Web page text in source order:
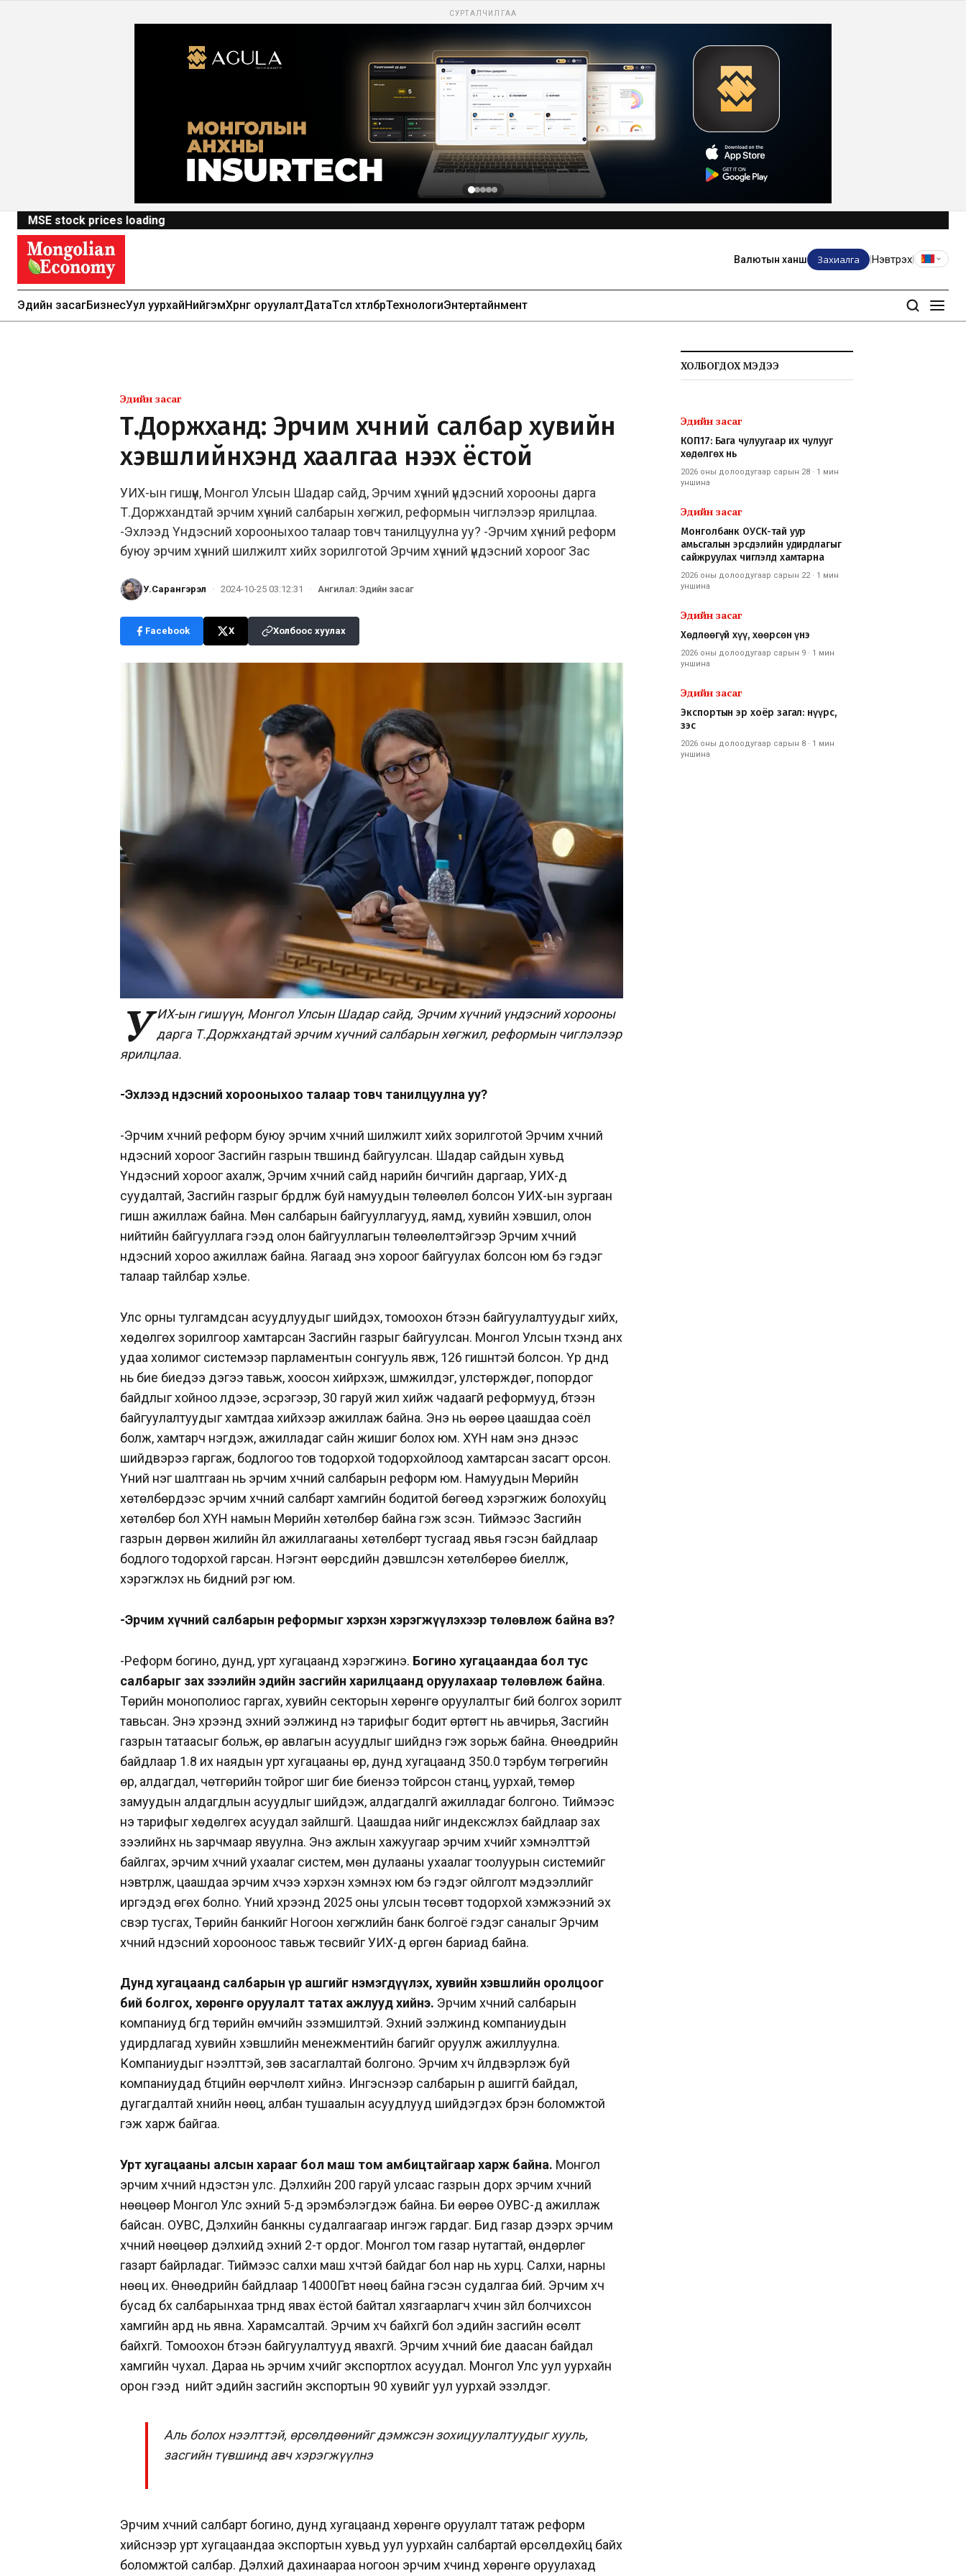
СУРТАЛЧИЛГАА
MSE stock prices loading
Валютын ханш Захиалга Нэвтрэх
Эдийн засагБизнесУул уурхайНийгэмХөрөнгө оруулалтДатаТөсөл хөтөлбөрТехнологиЭнтертайнмент
Эдийн засаг
Т.Доржханд: Эрчим хүчний салбар хувийн
хэвшлийнхэнд хаалгаа нээх ёстой
УИХ-ын гишүүн, Монгол Улсын Шадар сайд, Эрчим хүчний үндэсний хорооны дарга
Т.Доржхандтай эрчим хүчний салбарын хөгжил, реформын чиглэлээр ярилцлаа.
-Эхлээд Үндэсний хорооныхоо талаар товч танилцуулна уу? -Эрчим хүчний реформ
буюу эрчим хүчний шилжилт хийх зорилготой Эрчим хүчний үндэсний хороог Зас
У.Сарангэрэл · 2024-10-25 03:12:31 · Ангилал: Эдийн засаг
Facebook X Холбоос хуулах
У ИХ-ын гишүүн, Монгол Улсын Шадар сайд, Эрчим хүчний үндэсний хорооны
дарга Т.Доржхандтай эрчим хүчний салбарын хөгжил, реформын чиглэлээр
ярилцлаа.
-Эхлээд Үндэсний хорооныхоо талаар товч танилцуулна уу?
-Эрчим хүчний реформ буюу эрчим хүчний шилжилт хийх зорилготой Эрчим хүчний
үндэсний хороог Засгийн газрын түвшинд байгуулсан. Шадар сайдын хувьд
Үндэсний хороог ахалж, Эрчим хүчний сайд нарийн бичгийн даргаар, УИХ-д
суудалтай, Засгийн газрыг бүрдүүлж буй намуудын төлөөлөл болсон УИХ-ын зургаан
гишүүн ажиллаж байна. Мөн салбарын байгууллагууд, яамд, хувийн хэвшил, олон
нийтийн байгууллага гээд олон байгууллагын төлөөлөлтэйгээр Эрчим хүчний
үндэсний хороо ажиллаж байна. Яагаад энэ хороог байгуулах болсон юм бэ гэдэг
талаар тайлбар хэлье.
Улс орны тулгамдсан асуудлуудыг шийдэх, томоохон бүтээн байгуулалтуудыг хийх,
хөдөлгөх зорилгоор хамтарсан Засгийн газрыг байгуулсан. Монгол Улсын түүхэнд анх
удаа холимог системээр парламентын сонгууль явж, 126 гишүүнтэй болсон. Үр дүнд
нь бие биедээ дэгээ тавьж, хоосон хийрхэж, шүүмжилдэг, улстөрждөг, попордог
байдлыг хойноо үлдээе, эсрэгээр, 30 гаруй жил хийж чадаагүй реформууд, бүтээн
байгуулалтуудыг хамтдаа хийхээр ажиллаж байна. Энэ нь өөрөө цаашдаа соёл
болж, хамтарч нэгдэж, ажилладаг сайн жишиг болох юм. ХҮН нам энэ үүднээс
шийдвэрээ гаргаж, бодлогоо тов тодорхой тодорхойлоод хамтарсан засагт орсон.
Үүний нэг шалтгаан нь эрчим хүчний салбарын реформ юм. Намуудын Мөрийн
хөтөлбөрүүдээс эрчим хүчний салбарт хамгийн бодитой бөгөөд хэрэгжиж болохуйц
хөтөлбөр бол ХҮН намын Мөрийн хөтөлбөр байна гэж үзсэн. Тиймээс Засгийн
газрын дөрвөн жилийн үйл ажиллагааны хөтөлбөрт тусгаад явья гэсэн байдлаар
бодлого тодорхой гарсан. Нэгэнт өөрсдийн дэвшүүлсэн хөтөлбөрөө биелүүлж,
хэрэгжүүлэх нь бидний үүрэг юм.
-Эрчим хүчний салбарын реформыг хэрхэн хэрэгжүүлэхээр төлөвлөж байна вэ?
-Реформ богино, дунд, урт хугацаанд хэрэгжинэ. Богино хугацаандаа бол тус
салбарыг зах зээлийн эдийн засгийн харилцаанд оруулахаар төлөвлөж байна.
Төрийн монополиос гаргах, хувийн секторын хөрөнгө оруулалтыг бий болгох зорилт
тавьсан. Энэ хүрээнд эхний ээлжинд үнэ тарифыг бодит өртөгт нь авчирья, Засгийн
газрын татаасыг больж, өр авлагын асуудлыг шийднэ гэж зорьж байна. Өнөөдрийн
байдлаар 1.8 их наядын урт хугацааны өр, дунд хугацаанд 350.0 тэрбум төгрөгийн
өр, алдагдал, чөтгөрийн тойрог шиг бие биенээ тойрсон станц, уурхай, төмөр
замуудын алдагдлын асуудлыг шийдэж, алдагдалгүй ажилладаг болгоно. Тиймээс
үнэ тарифыг хөдөлгөх асуудал зайлшгүй. Цаашдаа үнийг индексжүүлэх байдлаар зах
зээлийнх нь зарчмаар явуулна. Энэ ажлын хажуугаар эрчим хүчийг хэмнэлттэй
байлгах, эрчим хүчний ухаалаг систем, мөн дулааны ухаалаг тоолуурын системийг
нэвтрүүлж, цаашдаа эрчим хүчээ хэрхэн хэмнэх юм бэ гэдэг ойлголт мэдээллийг
иргэдэд өгөх болно. Үүний хүрээнд 2025 оны улсын төсөвт тодорхой хэмжээний эх
үүсвэр тусгах, Төрийн банкийг Ногоон хөгжлийн банк болгоё гэдэг саналыг Эрчим
хүчний үндэсний хорооноос тавьж төсвийг УИХ-д өргөн бариад байна.
Дунд хугацаанд салбарын үр ашгийг нэмэгдүүлэх, хувийн хэвшлийн оролцоог
бий болгох, хөрөнгө оруулалт татах ажлууд хийнэ. Эрчим хүчний салбарын
компаниуд бүгд төрийн өмчийн эзэмшилтэй. Эхний ээлжинд компаниудын
удирдлагад хувийн хэвшлийн менежментийн багийг оруулж ажиллуулна.
Компаниудыг нээлттэй, зөв засаглалтай болгоно. Эрчим хүч үйлдвэрлэж буй
компаниудад бүтцийн өөрчлөлт хийнэ. Ингэснээр салбарын үр ашиггүй байдал,
дугагдалтай хүнийн нөөц, албан тушаалын асуудлууд шийдэгдэх бүрэн боломжтой
гэж харж байгаа.
Урт хугацааны алсын харааг бол маш том амбицтайгаар харж байна. Монгол
эрчим хүчний үндэстэн улс. Дэлхийн 200 гаруй улсаас газрын дорх эрчим хүчний
нөөцөөр Монгол Улс эхний 5-д эрэмбэлэгдэж байна. Би өөрөө ОУВС-д ажиллаж
байсан. ОУВС, Дэлхийн банкны судалгаагаар ингэж гардаг. Бид газар дээрх эрчим
хүчний нөөцөөр дэлхийд эхний 2-т ордог. Монгол том газар нутагтай, өндөрлөг
газарт байрладаг. Тиймээс салхи маш хүчтэй байдаг бол нар нь хурц. Салхи, нарны
нөөц их. Өнөөдрийн байдлаар 14000Гвт нөөц байна гэсэн судалгаа бий. Эрчим хүч
бусад бүх салбарынхаа түрүүнд явах ёстой байтал хязгаарлагч хүчин зүйл болчихсон
хамгийн ард нь явна. Харамсалтай. Эрчим хүч байхгүй бол эдийн засгийн өсөлт
байхгүй. Томоохон бүтээн байгуулалтууд явахгүй. Эрчим хүчний бие даасан байдал
хамгийн чухал. Дараа нь эрчим хүчийг экспортлох асуудал. Монгол Улс уул уурхайн
орон гээд нийт эдийн засгийн экспортын 90 хувийг уул уурхай эзэлдэг.
Аль болох нээлттэй, өрсөлдөөнийг дэмжсэн зохицуулалтуудыг хууль,
засгийн түвшинд авч хэрэгжүүлнэ
Эрчим хүчний салбарт богино, дунд хугацаанд хөрөнгө оруулалт татаж реформ
хийснээр урт хугацаандаа экспортын хувьд уул уурхайн салбартай өрсөлдөхүйц байх
боломжтой салбар. Дэлхий дахинаараа ногоон эрчим хүчинд хөрөнгө оруулахад
ХОЛБОГДОХ МЭДЭЭ
Эдийн засаг
КОП17: Бага чулуугаар их чулууг
хөдөлгөх нь
2026 оны долоодугаар сарын 28 · 1 мин
уншина
Эдийн засаг
Монголбанк ОУСК-тай уур
амьсгалын эрсдэлийн удирдлагыг
сайжруулах чиглэлд хамтарна
2026 оны долоодугаар сарын 22· 1 мин
уншина
Эдийн засаг
Хөдлөөгүй хүү, хөөрсөн үнэ
2026 оны долоодугаар сарын 9 · 1 мин
уншина
Эдийн засаг
Экспортын эр хоёр загал: нүүрс,
зэс
2026 оны долоодугаар сарын 8 · 1 мин
уншина